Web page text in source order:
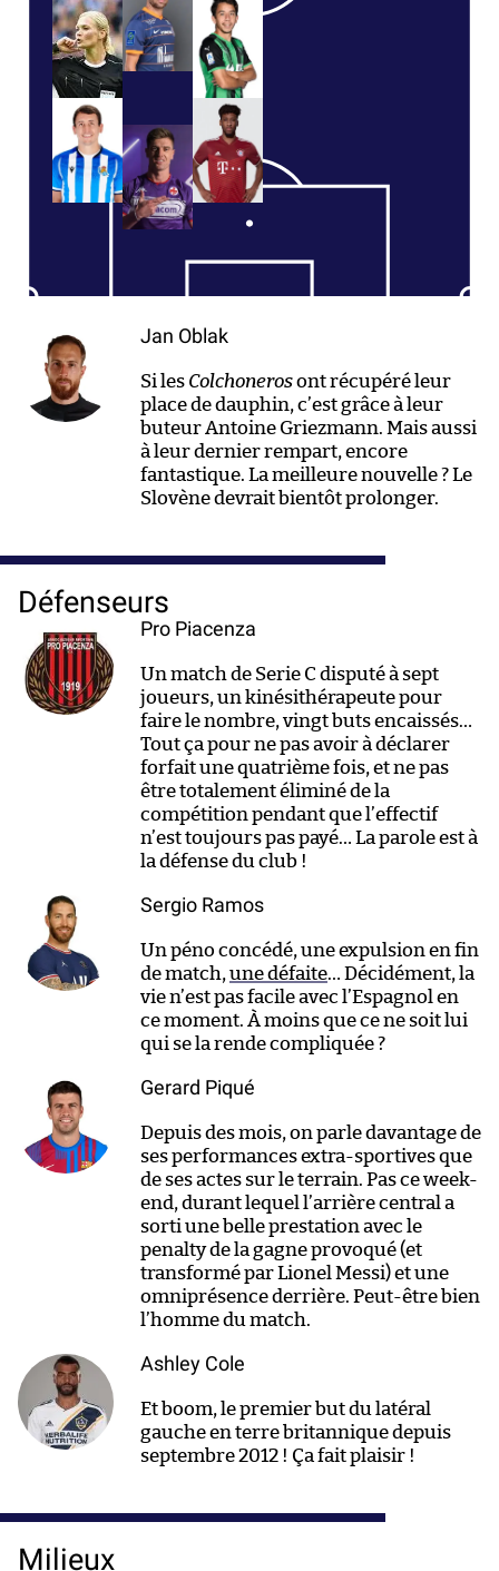
Jan Oblak
Si les Colchonerosont récupéré leur
place de dauphin, c’est grâce à leur
buteur Antoine Griezmann. Mais aussi
à leur dernier rempart, encore
fantastique. La meilleure nouvelle ? Le
Slovène devrait bientôt prolonger.
Défenseurs
Pro Piacenza
Un match de Serie C disputé à sept
joueurs, un kinésithérapeute pour
faire le nombre, vingt buts encaissés…
Tout ça pour ne pas avoir à déclarer
forfait une quatrième fois, et ne pas
être totalement éliminé de la
compétition pendant que l’effectif
n’est toujours pas payé… La parole est à
la défense du club !
Sergio Ramos
Un péno concédé, une expulsion en fin
de match, une défaite… Décidément, la
vie n’est pas facile avec l’Espagnol en
ce moment. À moins que ce ne soit lui
qui se la rende compliquée ?
Gerard Piqué
Depuis des mois, on parle davantage de
ses performances extra-sportives que
de ses actes sur le terrain. Pas ce week-
end, durant lequel l’arrière central a
sorti une belle prestation avec le
penalty de la gagne provoqué (et
transformé par Lionel Messi) et une
omniprésence derrière. Peut-être bien
l’homme du match.
Ashley Cole
Et boom, le premier but du latéral
gauche en terre britannique depuis
septembre 2012 ! Ça fait plaisir !
Milieux